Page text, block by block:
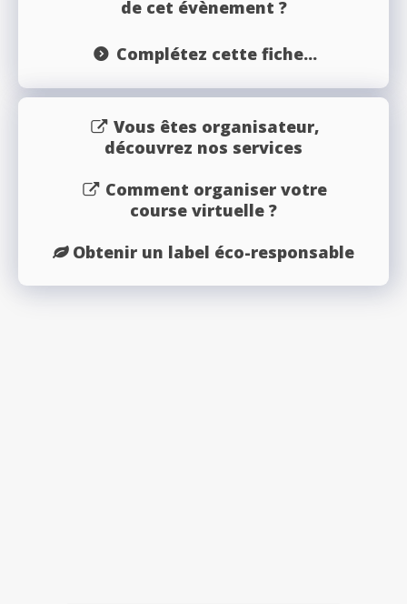
de cet évènement ?
Complétez cette fiche...
Vous êtes organisateur,
découvrez nos services
Comment organiser votre
course virtuelle ?
Obtenir un label éco-responsable